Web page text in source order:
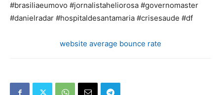
#brasiliaeumovo #jornalistaheliorosa #governomaster
#danielradar #hospitaldesantamaria #crisesaude #df
website average bounce rate